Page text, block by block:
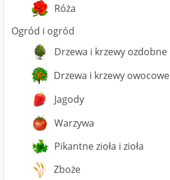
Róża
Ogród i ogród
Drzewa i krzewy ozdobne
Drzewa i krzewy owocowe
Jagody
Warzywa
Pikantne zioła i zioła
Zboże